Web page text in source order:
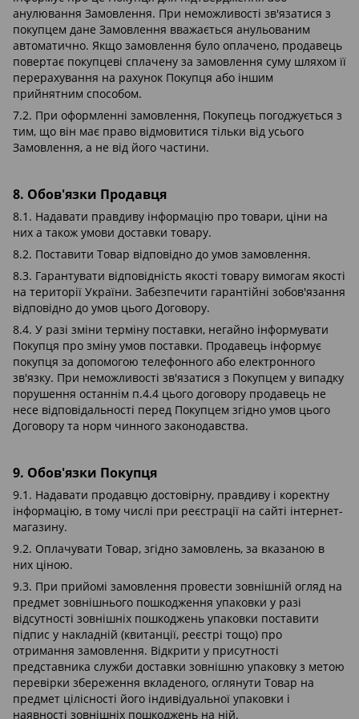
анулювання Замовлення. При неможливості зв'язатися з
покупцем дане Замовлення вважається анульованим
автоматично. Якщо замовлення було оплачено, продавець
повертає покупцеві сплачену за замовлення суму шляхом її
перерахування на рахунок Покупця або іншим
прийнятним способом.
7.2. При оформленні замовлення, Покупець погоджується з
тим, що він має право відмовитися тільки від усього
Замовлення, а не від його частини.
8. Обов'язки Продавця
8.1. Надавати правдиву інформацію про товари, ціни на
них а також умови доставки товару.
8.2. Поставити Товар відповідно до умов замовлення.
8.3. Гарантувати відповідність якості товару вимогам якості
на території України. Забезпечити гарантійні зобов'язання
відповідно до умов цього Договору.
8.4. У разі зміни терміну поставки, негайно інформувати
Покупця про зміну умов поставки. Продавець інформує
покупця за допомогою телефонного або електронного
зв'язку. При неможливості зв'язатися з Покупцем у випадку
порушення останнім п.4.4 цього договору продавець не
несе відповідальності перед Покупцем згідно умов цього
Договору та норм чинного законодавства.
9. Обов'язки Покупця
9.1. Надавати продавцю достовірну, правдиву і коректну
інформацію, в тому числі при реєстрації на сайті інтернет-
магазину.
9.2. Оплачувати Товар, згідно замовлень, за вказаною в
них ціною.
9.3. При прийомі замовлення провести зовнішній огляд на
предмет зовнішнього пошкодження упаковки у разі
відсутності зовнішніх пошкоджень упаковки поставити
підпис у накладній (квитанції, реєстрі тощо) про
отримання замовлення. Відкрити у присутності
представника служби доставки зовнішню упаковку з метою
перевірки збереження вкладеного, оглянути Товар на
предмет цілісності його індивідуальної упаковки і
наявності зовнішніх пошкоджень на ній.